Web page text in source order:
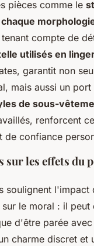
pièces comme le
compte de
utilisés en
garantit non
mais aussi un port
de sous-
renforcent
de confiance
sur les effets du
soulignent l'impact
sur le moral : il peut
d'être parée
charme discret et